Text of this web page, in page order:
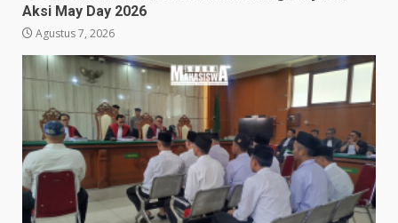
Aksi May Day 2026
Agustus 7, 2026